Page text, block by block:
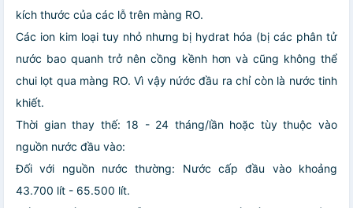
kích thước của các lỗ trên màng RO.
Các ion kim loại tuy nhỏ nhưng bị hydrat hóa (bị các phân tử
nước bao quanh trở nên cồng kềnh hơn và cũng không thể
chui lọt qua màng RO. Vì vậy nứớc đầu ra chỉ còn là nước tinh
khiết.
Thời gian thay thế: 18 - 24 tháng/lần hoặc tùy thuộc vào
nguồn nước đầu vào:
Đối với nguồn nước thường: Nước cấp đầu vào khoảng
43.700 lít - 65.500 lít.